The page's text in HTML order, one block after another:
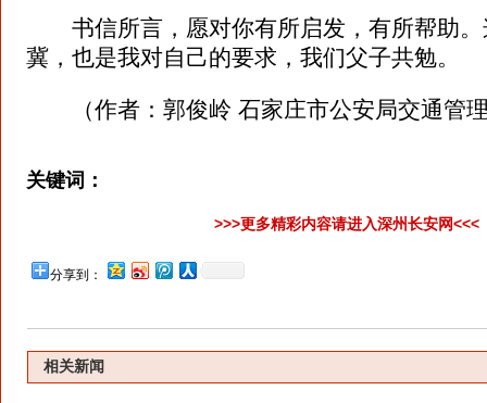
书信所言，愿对你有所启发，有所帮助。
冀，也是我对自己的要求，我们父子共勉。
（作者：郭俊岭 石家庄市公安局交通管
关键词：
>>>更多精彩内容请进入深州长安网<<<
分享到：
相关新闻